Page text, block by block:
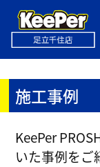
施工事例
KeePer
いた事例をご